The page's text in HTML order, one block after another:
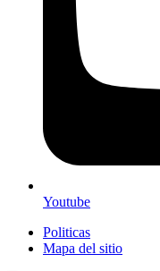
Youtube
Politicas
Mapa del sitio